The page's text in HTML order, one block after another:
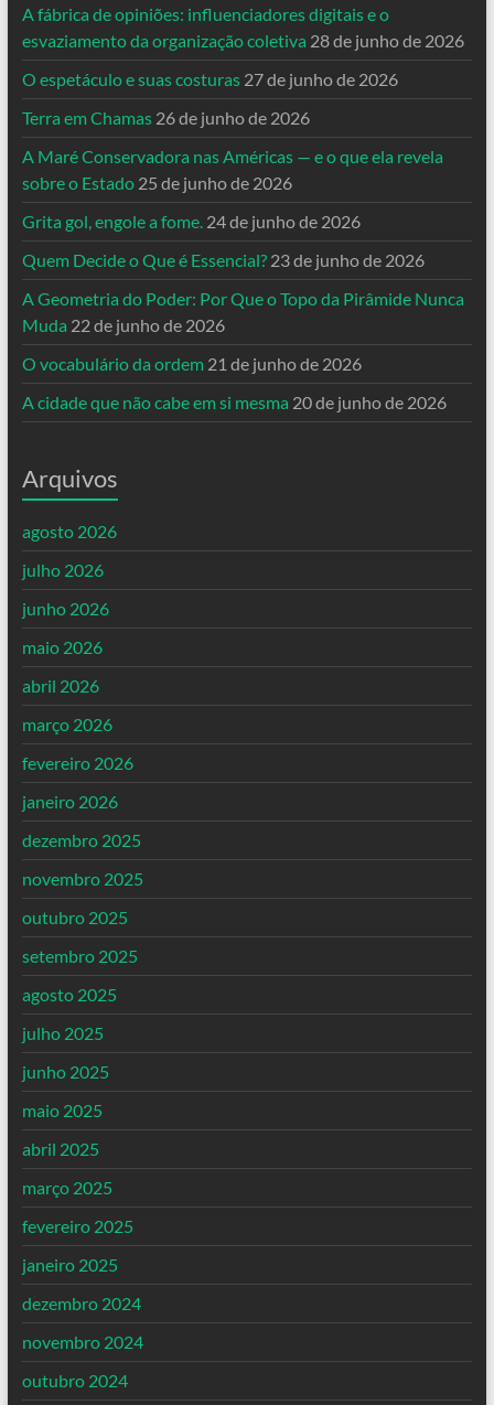
A fábrica de opiniões: influenciadores digitais e o
esvaziamento da organização coletiva 28 de junho de 2026
O espetáculo e suas costuras 27 de junho de 2026
Terra em Chamas 26 de junho de 2026
A Maré Conservadora nas Américas — e o que ela revela
sobre o Estado 25 de junho de 2026
Grita gol, engole a fome. 24 de junho de 2026
Quem Decide o Que é Essencial? 23 de junho de 2026
A Geometria do Poder: Por Que o Topo da Pirâmide Nunca
Muda 22 de junho de 2026
O vocabulário da ordem 21 de junho de 2026
A cidade que não cabe em si mesma 20 de junho de 2026
Arquivos
agosto 2026
julho 2026
junho 2026
maio 2026
abril 2026
março 2026
fevereiro 2026
janeiro 2026
dezembro 2025
novembro 2025
outubro 2025
setembro 2025
agosto 2025
julho 2025
junho 2025
maio 2025
abril 2025
março 2025
fevereiro 2025
janeiro 2025
dezembro 2024
novembro 2024
outubro 2024